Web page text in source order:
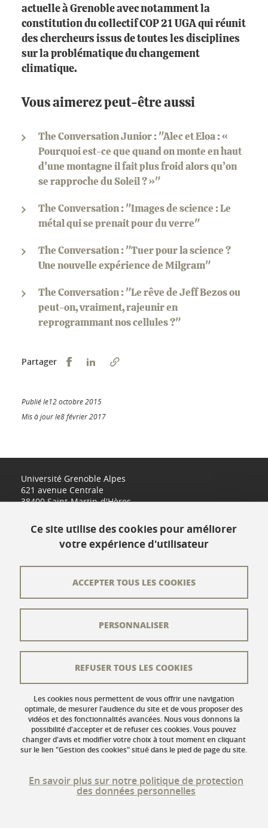
actuelle à Grenoble avec notamment la
constitution du collectif COP 21 UGA qui réunit
des chercheurs issus de toutes les disciplines
sur la problématique du changement
climatique.
Vous aimerez peut-être aussi
The Conversation Junior : "Alec et Eloa : «
Pourquoi est-ce que quand on monte en haut
d’une montagne il fait plus froid alors qu’on
se rapproche du Soleil ? »"
The Conversation : "Images de science : Le
métal qui se prenait pour du verre"
The Conversation : "Tuer pour la science ?
Une nouvelle expérience de Milgram"
The Conversation : "Le rêve de Jeff Bezos ou
peut-on, vraiment, rajeunir en
reprogrammant nos cellules ?"
Partager Partager sur Facebook
Partager sur LinkedIn
Publié le12 octobre 2015
Mis à jour le8 février 2017
Université Grenoble Alpes
621 avenue Centrale
38400 Saint-Martin-d'Hères
L'équipe éditoriale
Crédits
Mentions légales
Données personnelles
Gestion des cookies
Accessibilité : non conforme
Ce site utilise des cookies pour améliorer
votre expérience d'utilisateur
Les cookies nous permettent de vous offrir une navigation
optimale, de mesurer l'audience du site et de vous proposer des
vidéos et des fonctionnalités avancées. Nous vous donnons la
possibilité d'accepter et de refuser ces cookies. Vous pouvez
changer d'avis et modifier votre choix à tout moment en cliquant
sur le lien "Gestion des cookies" situé dans le pied de page du site.
En savoir plus sur notre politique de protection
des données personnelles
ACCEPTER TOUS LES COOKIES
REFUSER TOUS LES COOKIES
PERSONNALISER